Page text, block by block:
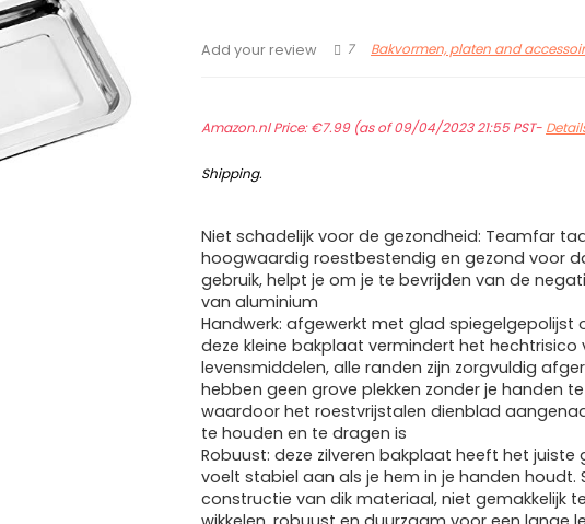
Add your review 7 Bakvormen, platen and
Amazon.nl Price:€7.99(as of 09/04/2023 21:55 PST-
Shipping.
Niet schadelijk voor de gezondheid: Teamfar
hoogwaardig roestbestendig en gezond voor
gebruik, helpt je om je te bevrijden van de
van aluminium
Handwerk: afgewerkt met glad spiegelgepolijst
deze kleine bakplaat vermindert het hechtrisico
levensmiddelen, alle randen zijn zorgvuldig
hebben geen grove plekken zonder je handen
waardoor het roestvrijstalen dienblad
te houden en te dragen is
Robuust: deze zilveren bakplaat heeft het juiste
voelt stabiel aan als je hem in je handen houdt.
constructie van dik materiaal, niet gemakkelijk